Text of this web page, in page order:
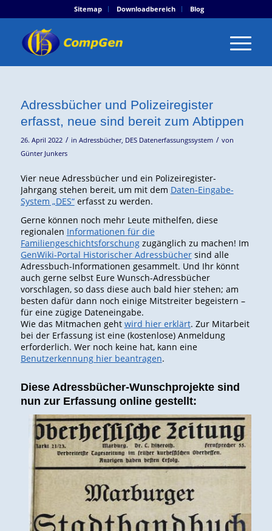
Sitemap Downloadbereich Blog
Adressbücher und Polizeiregister
erfasst, neue sind bereit zum Abtippen
26. April 2022 / in Adressbücher, DES Datenerfassungssystem / von
Günter Junkers
Vier neue Adressbücher und ein Polizeiregister-
Jahrgang stehen bereit, um mit dem Daten-Eingabe-
System „DES“erfasst zu werden.
Gerne können noch mehr Leute mithelfen, diese
regionalen Informationen für die
Familiengeschichtsforschungzugänglich zu machen! Im
GenWiki-Portal Historischer Adressbüchersind alle
Adressbuch-Informationen gesammelt. Und Ihr könnt
auch gerne selbst Eure Wunsch-Adressbücher
vorschlagen, so dass diese auch bald hier stehen; am
besten dafür dann noch einige Mitstreiter begeistern –
für eine zügige Dateneingabe.
Wie das Mitmachen geht wird hier erklärt. Zur Mitarbeit
bei der Erfassung ist eine (kostenlose) Anmeldung
erforderlich. Wer noch keine hat, kann eine
Benutzerkennung hier beantragen.
Diese Adressbücher-Wunschprojekte sind
nun zur Erfassung online gestellt: